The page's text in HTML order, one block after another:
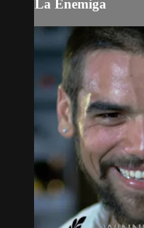
La Enemiga